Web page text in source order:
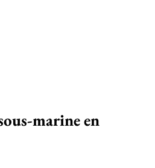
marine en